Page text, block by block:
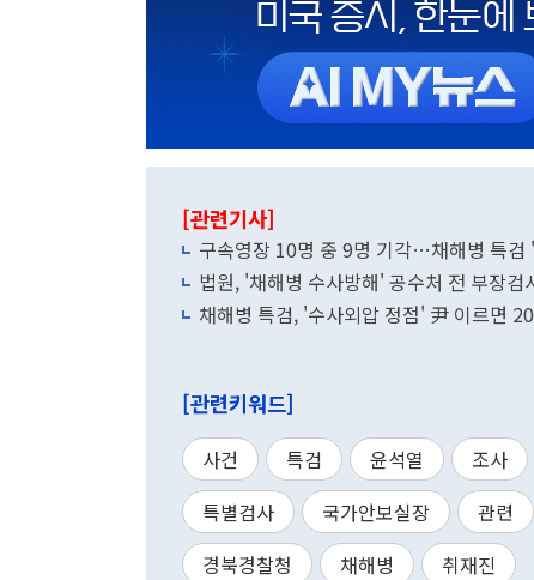
[관련기사]
구속영장 10명 중 9명 기각…채해병 특
법원, '채해병 수사방해' 공수처 전 부장검
채해병 특검, '수사외압 정점' 尹 이르면
[관련키워드]
사건 특검 윤석열 조사
특별검사
국가안보실장 관련
경북경찰청
채해병 취재진